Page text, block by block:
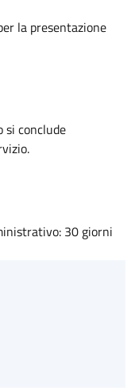
la presentazione
si conclude
30 giorni